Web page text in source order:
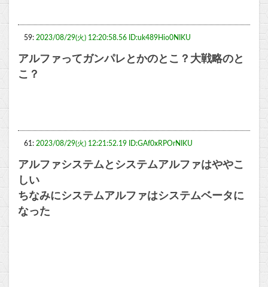
59: 2023/08/29(火) 12:20:58.56 ID:uk489Hio0NIKU
アルファってガンパレとかのとこ？大戦略のと
こ？
61: 2023/08/29(火) 12:21:52.19 ID:GAf0xRPOrNIKU
アルファシステムとシステムアルファはややこ
しい
ちなみにシステムアルファはシステムベータに
なった